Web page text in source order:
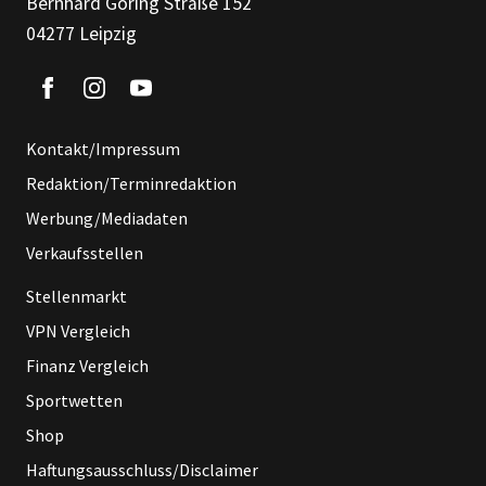
04277 Leipzig
Kontakt/Impressum
Redaktion/Terminredaktion
Werbung/Mediadaten
Verkaufsstellen
Stellenmarkt
VPN Vergleich
Finanz Vergleich
Sportwetten
Shop
Haftungsausschluss/Disclaimer